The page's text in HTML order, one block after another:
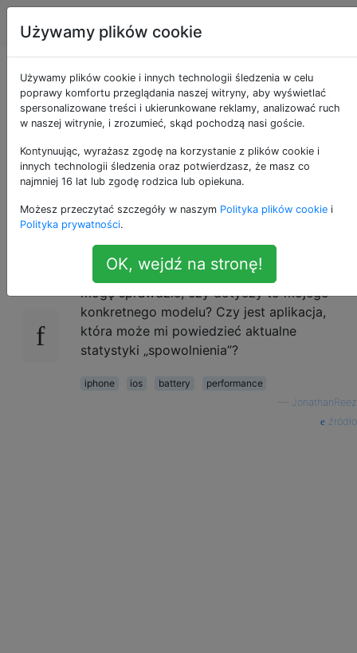
Apple Tagi
Jak mogę sprawdzić,
czy Apple spowalnia
mój telefon z powodu
starej baterii?
Apple niedawno potwierdziło,
że spowalnia
telefony, które mają zbyt starą baterię. Jak
mogę sprawdzić, czy dotyczy to mojego
konkretnego modelu? Czy jest aplikacja,
która może mi powiedzieć aktualne
statystyki „spowolnienia”?
iphone ios battery
performance
JonathanReez
źródło
Używamy plików cookie
Używamy plików cookie i innych technologii śledzenia w celu
poprawy komfortu przeglądania naszej witryny, aby wyświetlać
spersonalizowane treści i ukierunkowane reklamy, analizować ruch
w naszej witrynie, i zrozumieć, skąd pochodzą nasi goście.
Kontynuując, wyrażasz zgodę na korzystanie z plików cookie i
innych technologii śledzenia oraz potwierdzasz, że masz co
najmniej 16 lat lub zgodę rodzica lub opiekuna.
Możesz przeczytać szczegóły w naszym Polityka plików cookie i
Polityka prywatności.
OK, wejdź na stronę!